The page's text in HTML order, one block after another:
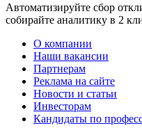
Автоматизируйте сбор
собирайте аналитику в 2
О компании
Наши вакансии
Партнерам
Реклама на сайте
Новости и статьи
Инвесторам
Кандидаты по